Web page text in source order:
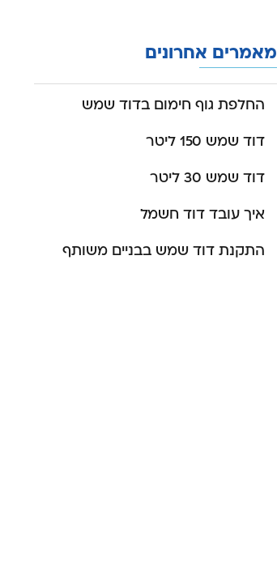
מאמרים אחרונים
החלפת גוף חימום בדוד שמש
דוד שמש 150 ליטר
דוד שמש 30 ליטר
איך עובד דוד חשמל
התקנת דוד שמש בבניים משותף